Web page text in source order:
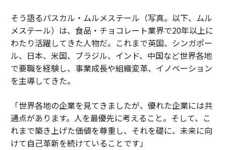
そう語るパスカル・ムルメステール（写真。以下、ムル
メステール）は、食品・チョコレート業界で20年以上に
わたり活躍してきた人物だ。これまで英国、シンガポー
ル、日本、米国、ブラジル、インド、中国など世界各地
で要職を経験し、事業成長や組織変革、イノベーション
を主導してきた。
「世界各地の企業を見てきましたが、優れた企業には共
通点があります。人を最優先に考えること。そして、こ
れまで築き上げた価値を尊重し、それを礎に、未来に向
けて自己革新を続けていることです」